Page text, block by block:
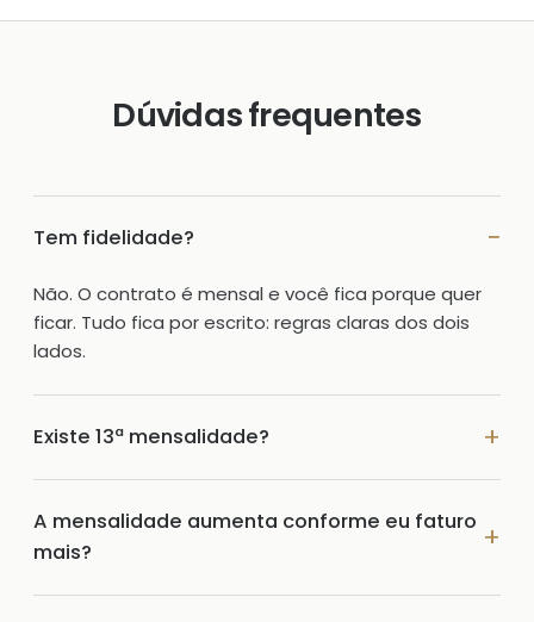
Dúvidas frequentes
Tem fidelidade?
Não. O contrato é mensal e você fica porque quer
ficar. Tudo fica por escrito: regras claras dos dois
lados.
Existe 13ª mensalidade?
A mensalidade aumenta conforme eu faturo
mais?